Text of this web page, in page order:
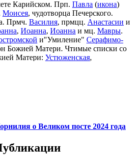
Карийском. Прп. Павла (икона)
Моисея, чудотворца Печерского.
Прмч. Василия, прмцц. Анастасии и
, Иоанна, Иоанна и мц. Мавры.
и"Умиление" Серафимо-
Божией Матери. Чтимые списки со
Матери: Устюженская,
Лавре).
о Великом посте 2024 года